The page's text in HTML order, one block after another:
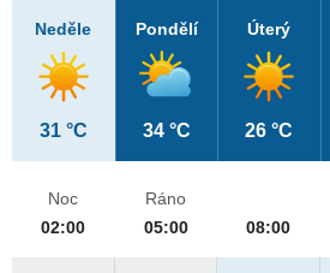
Neděle
31 °C
Pondělí
34 °C
Úterý
26 °C
Noc
02:00
Ráno
05:00
08:00